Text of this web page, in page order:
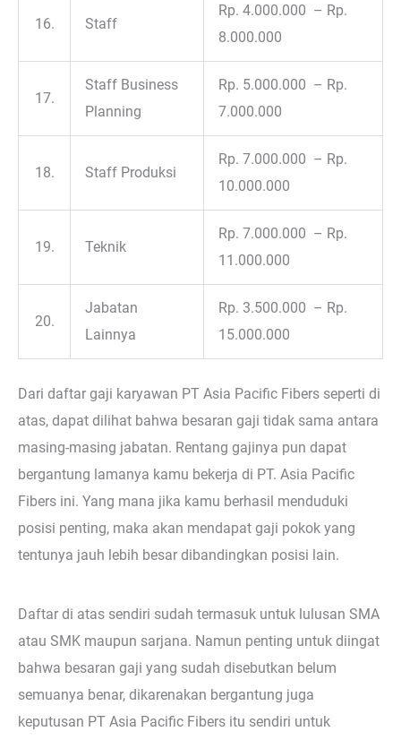
16. Staff
Rp. 4.000.000 – Rp.
8.000.000
17.
Staff Business
Planning
Rp. 5.000.000 – Rp.
7.000.000
18. Staff Produksi
Rp. 7.000.000 – Rp.
10.000.000
19. Teknik
Rp. 7.000.000 – Rp.
11.000.000
20.
Jabatan
Lainnya
Rp. 3.500.000 – Rp.
15.000.000
Dari daftar gaji karyawan PT Asia Pacific Fibers seperti di
atas, dapat dilihat bahwa besaran gaji tidak sama antara
masing-masing jabatan. Rentang gajinya pun dapat
bergantung lamanya kamu bekerja di PT. Asia Pacific
Fibers ini. Yang mana jika kamu berhasil menduduki
posisi penting, maka akan mendapat gaji pokok yang
tentunya jauh lebih besar dibandingkan posisi lain.
Daftar di atas sendiri sudah termasuk untuk lulusan SMA
atau SMK maupun sarjana. Namun penting untuk diingat
bahwa besaran gaji yang sudah disebutkan belum
semuanya benar, dikarenakan bergantung juga
keputusan PT Asia Pacific Fibers itu sendiri untuk